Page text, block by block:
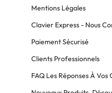
Mentions Légales
Clavier Express - Nous
Paiement Sécurisé
Clients Professionnels
FAQ Les Réponses À Vos